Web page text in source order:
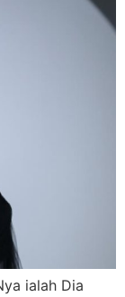
ialah Dia